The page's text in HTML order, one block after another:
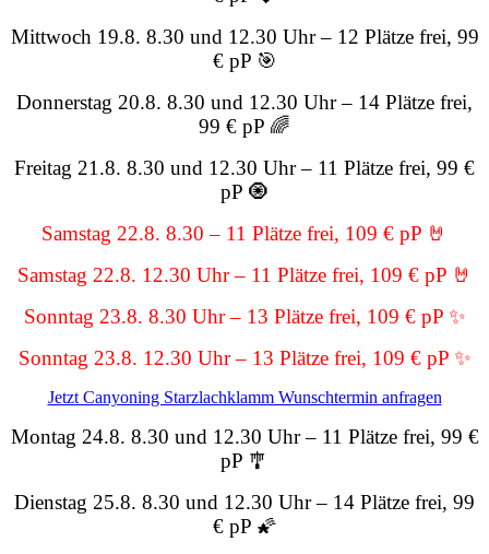
Mittwoch 19.8. 8.30 und 12.30 Uhr – 12 Plätze frei, 99
€ pP 🎯
Donnerstag 20.8. 8.30 und 12.30 Uhr – 14 Plätze frei,
99 € pP 🌈
Freitag 21.8. 8.30 und 12.30 Uhr – 11 Plätze frei, 99 €
pP 🧿
Samstag 22.8. 8.30 – 11 Plätze frei, 109 € pP 🤘
Samstag 22.8. 12.30 Uhr – 11 Plätze frei, 109 € pP 🤘
Sonntag 23.8. 8.30 Uhr – 13 Plätze frei, 109 € pP ✨
Sonntag 23.8. 12.30 Uhr – 13 Plätze frei, 109 € pP ✨
Jetzt Canyoning Starzlachklamm Wunschtermin anfragen
Montag 24.8. 8.30 und 12.30 Uhr – 11 Plätze frei, 99 €
pP 🎐
Dienstag 25.8. 8.30 und 12.30 Uhr – 14 Plätze frei, 99
€ pP 🌠